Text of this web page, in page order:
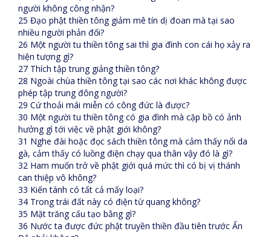
người không công nhận?
25 Đạo phật thiền tông giảm mê tín dị đoan mà tại sao
nhiều người phản đối?
26 Một người tu thiền tông sai thì gia đình con cái họ xảy ra
hiện tượng gì?
27 Thích tập trung giảng thiền tông?
28 Ngoài chùa thiền tông tại sao các nơi khác không được
phép tập trung đông người?
29 Cứ thoải mái miễn có công đức là được?
30 Một người tu thiền tông có gia đình mà cặp bồ có ảnh
hưởng gì tới việc về phật giới không?
31 Nghe đài hoặc đọc sách thiền tông mà cảm thấy nổi da
gà, cảm thấy có luồng điện chạy qua thân vậy đó là gì?
32 Ham muốn trở về phật giới quá mức thì có bị vị thánh
can thiệp vô không?
33 Kiến tánh có tất cả mấy loại?
34 Trong trái đất này có điện từ quang không?
35 Mặt trăng cấu tạo bằng gì?
36 Nước ta được đức phật truyền thiền đầu tiên trước Ấn